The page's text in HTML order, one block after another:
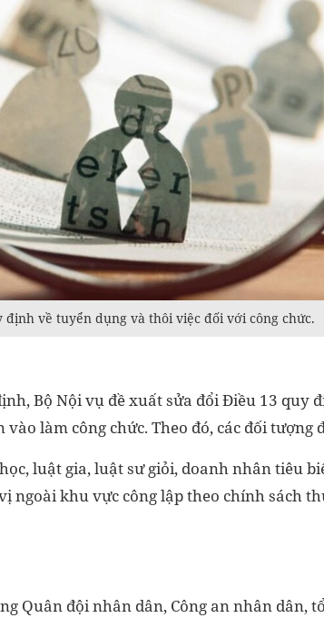
định về tuyển dụng và thôi việc đối với công chức.
Bộ Nội vụ đề xuất sửa đổi Điều 13 quy
làm công chức. Theo đó, các đối tượng
luật gia, luật sư giỏi, doanh nhân tiêu
ngoài khu vực công lập theo chính sách
Quân đội nhân dân, Công an nhân dân,